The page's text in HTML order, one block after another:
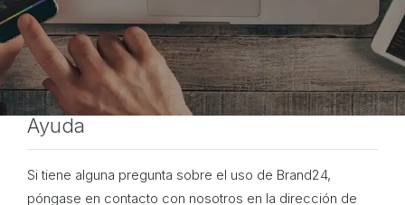
Ayuda
Si tiene alguna pregunta sobre el uso de Brand24,
póngase en contacto con nosotros en la dirección de